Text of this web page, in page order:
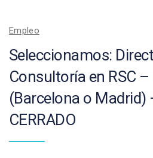
Empleo
Seleccionamos:
Consultoría en RSC
(Barcelona o Madrid)
CERRADO